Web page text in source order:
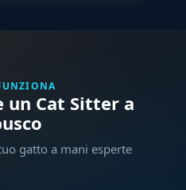
un Cat Sitter a
gatto a mani esperte